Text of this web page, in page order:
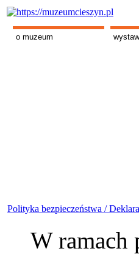
o muzeum
Polityka bezpieczeństwa /
W ramach